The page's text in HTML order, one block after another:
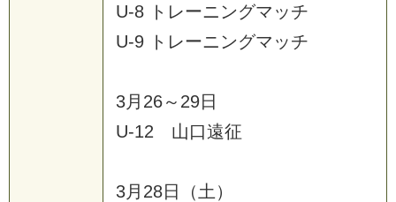
U-8 ト レーニングマ ッチ
U-9 ト レーニングマ ッチ
3月 26～ 29日
U-12 山口遠征
3月 28日 （ 土 ）